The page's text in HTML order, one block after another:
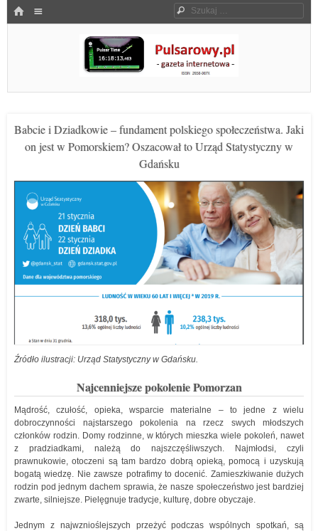
HOME Szukaj
Pulsarowy.pl
Babcie i Dziadkowie – fundament polskiego społeczeństwa. Jaki
on jest w Pomorskiem? Oszacował to Urząd Statystyczny w
Gdańsku
Źródło ilustracji: Urząd Statystyczny w Gdańsku.
Najcenniejsze pokolenie Pomorzan
Mądrość, czułość, opieka, wsparcie materialne – to jedne z wielu
dobroczynności najstarszego pokolenia na rzecz swych młodszych
członków rodzin. Domy rodzinne, w których mieszka wiele pokoleń, nawet
z pradziadkami, należą do najszczęśliwszych. Najmłodsi, czyli
prawnukowie, otoczeni są tam bardzo dobrą opieką, pomocą i uzyskują
bogatą wiedzę. Nie zawsze potrafimy to docenić. Zamieszkiwanie dużych
rodzin pod jednym dachem sprawia, że nasze społeczeństwo jest bardziej
zwarte, silniejsze. Pielęgnuje tradycje, kulturę, dobre obyczaje.
Jednym z najwznioślejszych przeżyć podczas wspólnych spotkań, są